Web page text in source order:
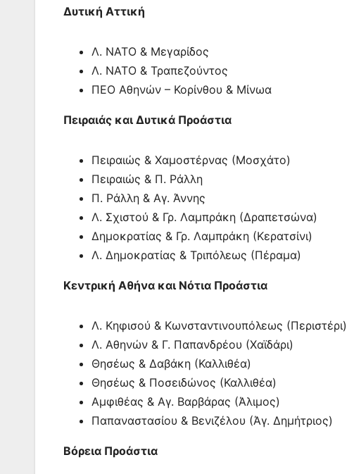
Δυτική Αττική
Λ. ΝΑΤΟ & Μεγαρίδος
Λ. ΝΑΤΟ & Τραπεζούντος
ΠΕΟ Αθηνών – Κορίνθου & Μίνωα
Πειραιάς και Δυτικά Προάστια
Πειραιώς & Χαμοστέρνας (Μοσχάτο)
Πειραιώς & Π. Ράλλη
Π. Ράλλη & Αγ. Άννης
Λ. Σχιστού & Γρ. Λαμπράκη (Δραπετσώνα)
Δημοκρατίας & Γρ. Λαμπράκη (Κερατσίνι)
Λ. Δημοκρατίας & Τριπόλεως (Πέραμα)
Κεντρική Αθήνα και Νότια Προάστια
Λ. Κηφισού & Κωνσταντινουπόλεως (Περιστέρι)
Λ. Αθηνών & Γ. Παπανδρέου (Χαϊδάρι)
Θησέως & Δαβάκη (Καλλιθέα)
Θησέως & Ποσειδώνος (Καλλιθέα)
Αμφιθέας & Αγ. Βαρβάρας (Άλιμος)
Παπαναστασίου & Βενιζέλου (Άγ. Δημήτριος)
Βόρεια Προάστια